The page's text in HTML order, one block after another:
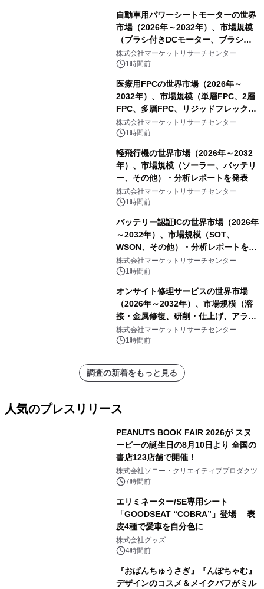
自動車用パワーシートモーターの世界
市場（2026年～2032年）、市場規模
（ブラシ付きDCモーター、ブラシレ
スDCモーター）・分析レポートを発
表
株式会社マーケットリサーチセンター
1時間前
医療用FPCの世界市場（2026年～
2032年）、市場規模（単層FPC、2層
FPC、多層FPC、リジッドフレックス
PCB）・分析レポートを発表
株式会社マーケットリサーチセンター
1時間前
軽飛行機の世界市場（2026年～2032
年）、市場規模（ソーラー、バッテリ
ー、その他）・分析レポートを発表
株式会社マーケットリサーチセンター
1時間前
バッテリー認証ICの世界市場（2026年
～2032年）、市場規模（SOT、
WSON、その他）・分析レポートを発
表
株式会社マーケットリサーチセンター
1時間前
オンサイト修理サービスの世界市場
（2026年～2032年）、市場規模（溶
接・金属修復、研削・仕上げ、アライ
メント、その他）・分析レポートを発
表
株式会社マーケットリサーチセンター
1時間前
調査の新着をもっと見る
人気のプレスリリース
PEANUTS BOOK FAIR 2026が スヌ
ーピーの誕生日の8月10日より 全国の
書店123店舗で開催！
株式会社ソニー・クリエイティブプロダクツ
7時間前
エリミネーター/SE専用シート
「GOODSEAT “COBRA”」登場 表
皮4種で愛車を自分色に
株式会社グッズ
4時間前
『おぱんちゅうさぎ』『んぽちゃむ』
デザインのコスメ＆メイクパフがミル